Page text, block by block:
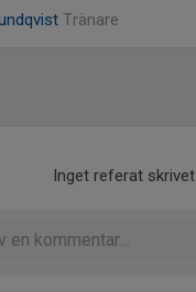
Tränare
Inget referat skrivet